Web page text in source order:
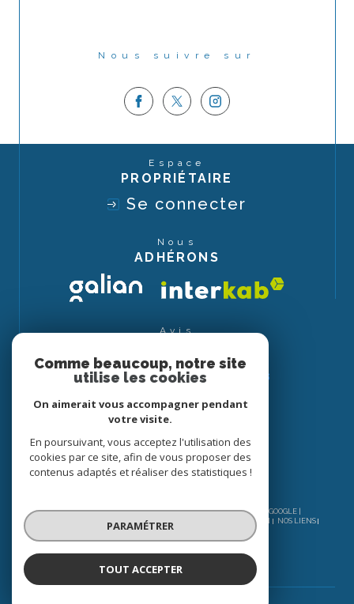
Nous suivre sur
Espace
PROPRIÉTAIRE
Se connecter
Nous
ADHÉRONS
Avis
© 2026 | TOUS DROITS RÉSERVÉS | TRADUCTION POWERED BY GOOGLE |
PLAN DU SITE ADMIN
NOS LIENS
POLITIQUE RGPD
Comme beaucoup, notre site
utilise les cookies
On aimerait vous accompagner pendant
votre visite.
En poursuivant, vous acceptez l'utilisation des
cookies par ce site, afin de vous proposer des
contenus adaptés et réaliser des statistiques !
PARAMÉTRER
TOUT ACCEPTER